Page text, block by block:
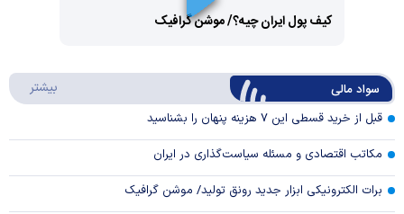
Video
کیف پول ایران چیه؟/ موشن گرافیک
سواد مالی بیشتر
قبل از خرید قسطی این ۷ هزینه پنهان را بشناسید
مکاتب اقتصادی و مسئله سیاست‌گذاری در ایران
برات الکترونیکی ابزار جدید رونق تولید/ موشن گرافیک